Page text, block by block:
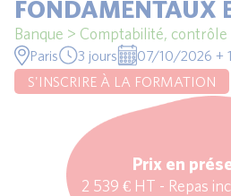
FONDAMENTAUX
Banque > Comptabilité,
Paris 3 jours
07/10/2026 +
S'INSCRIRE À LA FORMATION
Prix en
2 539 € HT - Repas